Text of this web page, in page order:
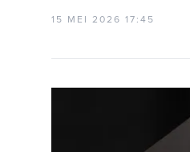
15 MEI 2026 17:45